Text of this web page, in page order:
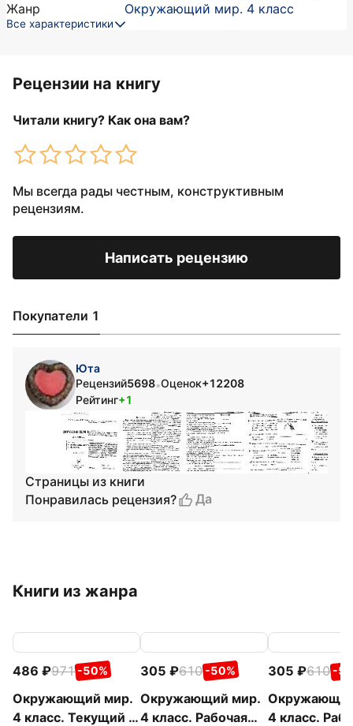
Жанр
Окружающий мир. 4 класс
Все характеристики
Рецензии на книгу
Читали книгу? Как она вам?
Мы всегда рады честным, конструктивным
рецензиям.
Написать рецензию
Покупатели 1
Юта
Рецензий5698•Оценок+12208
Рейтинг+1
Страницы из книги
Понравилась рецензия?
Да
Книги из жанра
486 971 -50%
Окружающий мир.
4 класс. Текущий и
305 610 -50%
Окружающий мир.
4 класс. Рабочая
305 610 -
4 класс.